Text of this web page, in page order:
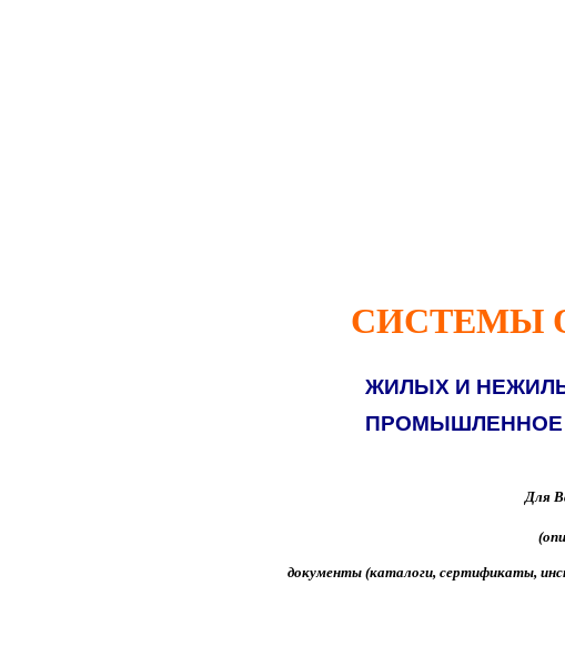
СИСТЕМЫ
ЖИЛЫХ И
ПРОМЫШЛЕННОЕ
Для
документы (каталоги, сертификаты,